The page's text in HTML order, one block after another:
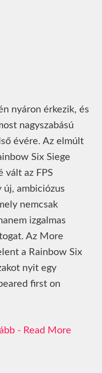
nyáron érkezik, és
nagyszabású
évére. Az elmúlt
Six Siege
vált az FPS
új, ambiciózus
nemcsak
izgalmas
Az More
a Rainbow Six
nyit egy
first on
Read More